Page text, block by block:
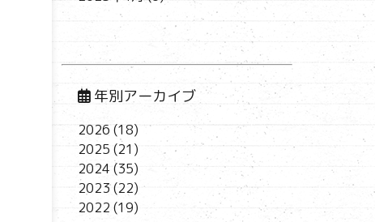
年別アーカイブ
2026 (18)
2025 (21)
2024 (35)
2023(22)
2022 (19)